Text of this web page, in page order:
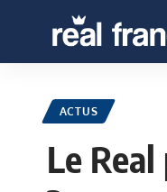
ACTUS
Le